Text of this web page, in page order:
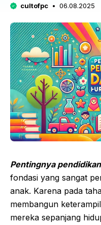
cultofpc 06.08.2025
Pentingnya
fondasi yang sangat
anak. Karena pada
membangun
mereka sepanjang